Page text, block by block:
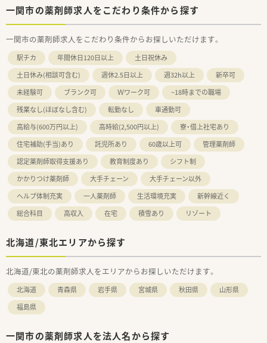
一関市の薬剤師求人をこだわり条件から探す
一関市の薬剤師求人をこだわり条件からお探しいただけます。
駅チカ 年間休日120日以上
土日祝休み
土日休み(相談可含む)
週休2.5日以上 週32h以上
新卒可
未経験可
ブランク可 Ｗワーク可
~18時までの職場
残業なし(ほぼなし含む)
転勤なし
車通勤可
高給与(600万円以上)
高時給(2,500円以上)
寮・借上社宅あり
住宅補助(手当)あり
託児所あり 60歳以上可
管理薬剤師
認定薬剤師取得支援あり
教育制度あり
シフト制
かかりつけ薬剤師
大手チェーン
大手チェーン以外
ヘルプ体制充実
一人薬剤師 生活環境充実
新幹線近く
総合科目
高収入 在宅 積雪あり リゾート
北海道/東北エリアから探す
北海道/東北の薬剤師求人をエリアからお探しいただけます。
北海道 青森県 岩手県 宮城県 秋田県
山形県
福島県
一関市の薬剤師求人を法人名から探す